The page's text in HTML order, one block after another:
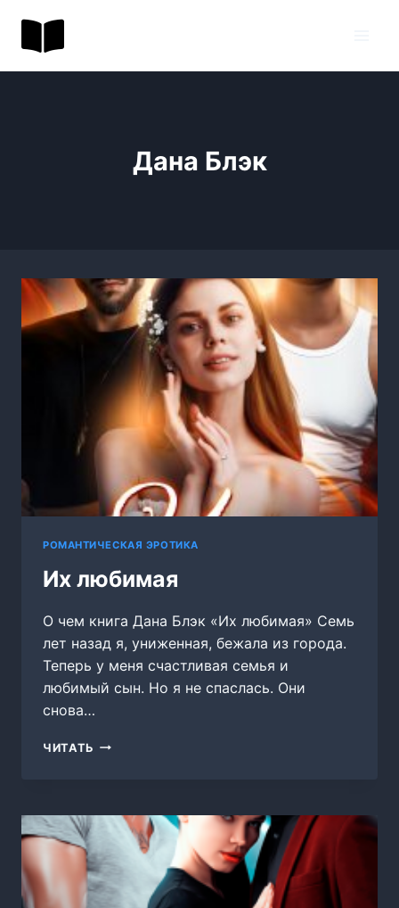
содержимому
Дана Блэк
РОМАНТИЧЕСКАЯ ЭРОТИКА
Их любимая
О чем книга Дана Блэк «Их любимая» Семь
лет назад я, униженная, бежала из города.
Теперь у меня счастливая семья и
любимый сын. Но я не спаслась. Они
снова…
ЧИТАТЬ ИХ